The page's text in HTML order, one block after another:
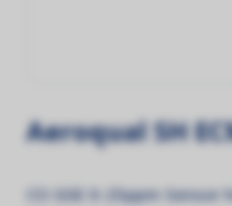
Aeroqual SH
CO GSE 0-25ppm